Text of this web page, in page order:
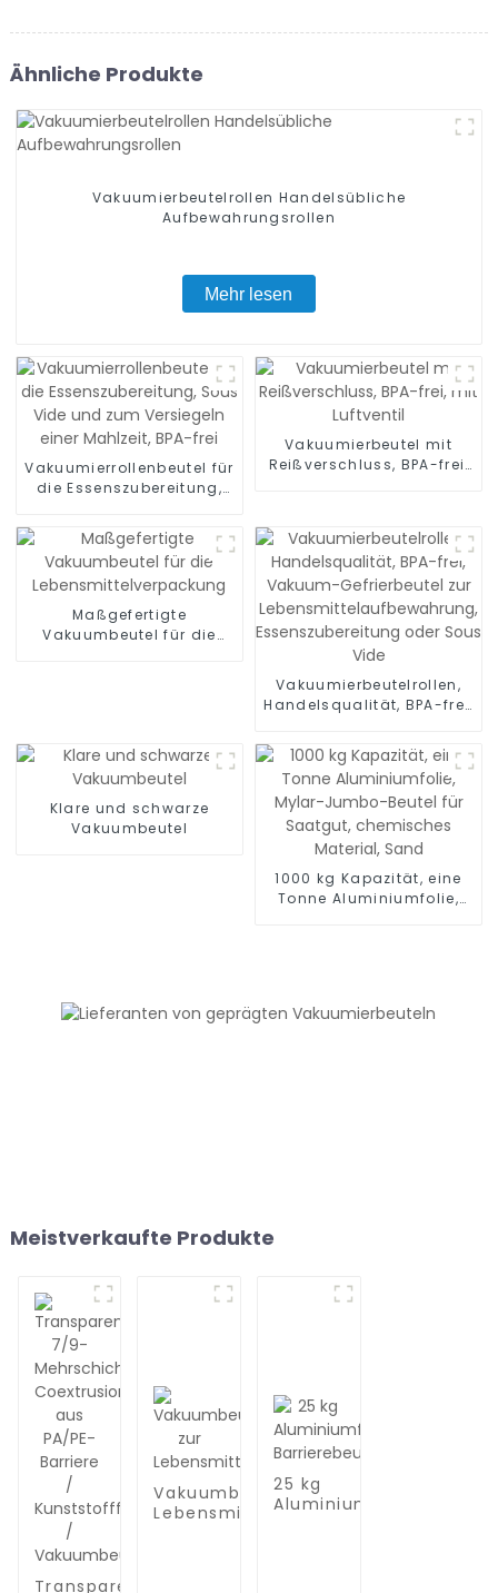
Ähnliche Produkte
Vakuumierbeutelrollen Handelsübliche
Aufbewahrungsrollen
Mehr lesen
Vakuumierrollenbeutel für
die Essenszubereitung,
Versiegeln einer Mahlzeit,
BPA-frei
Vakuumierbeutel mit
Reißverschluss, BPA-frei,
Maßgefertigte
Vakuumbeutel für die
Vakuumierbeutelrollen,
Handelsqualität, BPA-frei,
Lebensmittelaufbewahrung,
Essenszubereitung oder
Sous Vide
Klare und schwarze
Vakuumbeutel
1000 kg Kapazität, eine
Tonne Aluminiumfolie,
Meistverkaufte Produkte
Transparente 7/9-
Vakuumbeutel zur
Lebensmittelaufbewahrung
25 kg
Aluminiumfolien-